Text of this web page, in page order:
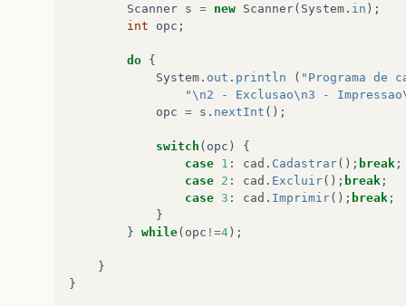
System
}
Imprimir
= ++
{
println
System
. out
System
. println "Idade: " +
. println "CPF: " +
. println ( "Estado: "
println "Cidade: "
.
System
out
Scanner s = new Scanner( System . in );
int
opc ;
do {
System . out . println ( "Programa de
"\n2 - Exclusao\n3 -
opc = s . nextInt ();
switch ( opc )
{
case 1 : cad . Cadastrar(); break ;
case 2 : cad . Excluir(); break ;
case 3 : cad . Imprimir(); break ;
}
} while( opc !=4 );
}
}